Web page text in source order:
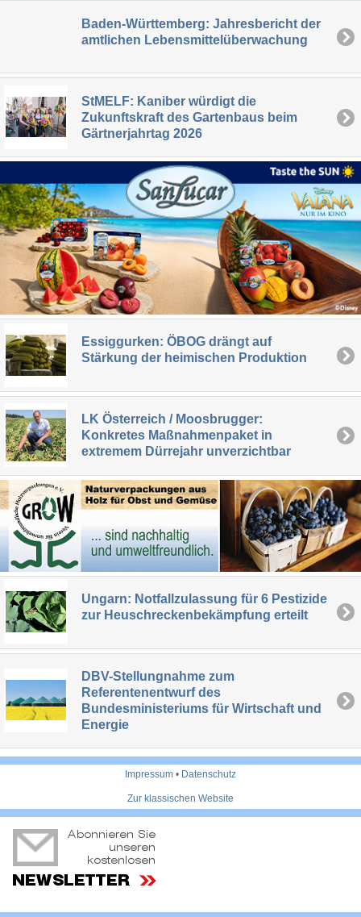
Baden-Württemberg: Jahresbericht der
amtlichen Lebensmittelüberwachung
StMELF: Kaniber würdigt die
Zukunftskraft des Gartenbaus beim
Gärtnerjahrtag 2026
Essiggurken: ÖBOG drängt auf
Stärkung der heimischen Produktion
LK Österreich / Moosbrugger:
Konkretes Maßnahmenpaket in
extremem Dürrejahr unverzichtbar
Ungarn: Notfallzulassung für 6 Pestizide
zur Heuschreckenbekämpfung erteilt
DBV-Stellungnahme zum
Referentenentwurf des
Bundesministeriums für Wirtschaft und
Energie
Impressum • Datenschutz
Zur klassischen Website